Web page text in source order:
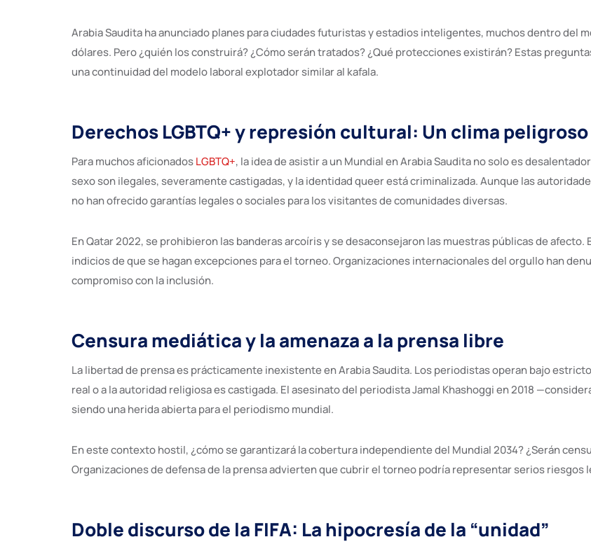
Arabia Saudita ha anunciado planes para ciudades futuristas y estadios inteligentes, muchos dentro del
dólares. Pero ¿quién los construirá? ¿Cómo serán tratados? ¿Qué protecciones existirán? Estas
una continuidad del modelo laboral explotador similar al kafala.
Derechos LGBTQ+ y represión cultural: Un clima
Para muchos aficionadosLGBTQ+, la idea de asistir a un Mundial en Arabia Saudita no solo es
sexo son ilegales, severamente castigadas, y la identidad queer está criminalizada. Aunque las
no han ofrecido garantías legales o sociales para los visitantes de comunidades diversas.
En Qatar 2022, se prohibieron las banderas arcoíris y se desaconsejaron las muestras públicas de afecto.
indicios de que se hagan excepciones para el torneo. Organizaciones internacionales del orgullo han
compromiso con la inclusión.
Censura mediática y la amenaza a la prensa libre
La libertad de prensa es prácticamente inexistente en Arabia Saudita. Los periodistas operan bajo
real o a la autoridad religiosa es castigada. El asesinato del periodista Jamal Khashoggi en 2018
siendo una herida abierta para el periodismo mundial.
En este contexto hostil, ¿cómo se garantizará la cobertura independiente del Mundial 2034? ¿Serán
Organizaciones de defensa de la prensa advierten que cubrir el torneo podría representar serios riesgos
Doble discurso de la FIFA: La hipocresía de la “unidad”